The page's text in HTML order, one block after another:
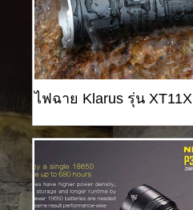
ไฟฉาย Klarus รุ่น XT11X